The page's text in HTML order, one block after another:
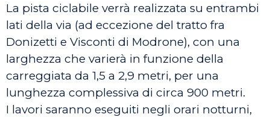
La pista ciclabile verrà realizzata su entrambi
lati della via (ad eccezione del tratto fra
Donizetti e Visconti di Modrone), con una
larghezza che varierà in funzione della
carreggiata da 1,5 a 2,9 metri, per una
lunghezza complessiva di circa 900 metri.
I lavori saranno eseguiti negli orari notturni,